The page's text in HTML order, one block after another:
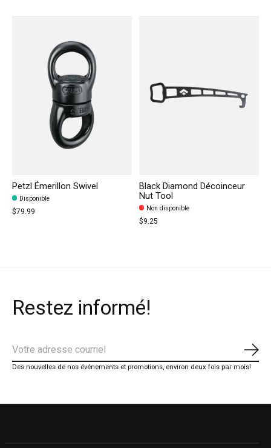
Petzl Émerillon Swivel
Disponible
$79.99
Black Diamond Décoinceur
Nut Tool
Non disponible
$9.25
Restez informé!
Des nouvelles de nos événements et promotions, environ deux fois par mois!